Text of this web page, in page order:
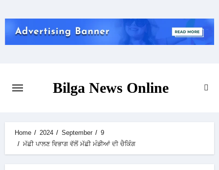
to
content
Bilga News Online
Home 2024 September
9
ਮੱਛੀ ਪਾਲਣ ਵਿਭਾਗ ਵੱਲੋਂ ਮੱਛੀ ਮੰਡੀਆਂ ਦੀ ਚੈਕਿੰਗ